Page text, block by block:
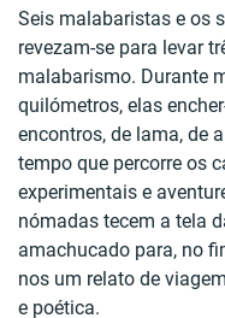
Seis malabaristas e os
revezam-se para levar
malabarismo. Durante
quilómetros, elas
encontros, de lama, de
tempo que percorre os
experimentais e
nómadas tecem a tela
amachucado para, no
nos um relato de
e poética.